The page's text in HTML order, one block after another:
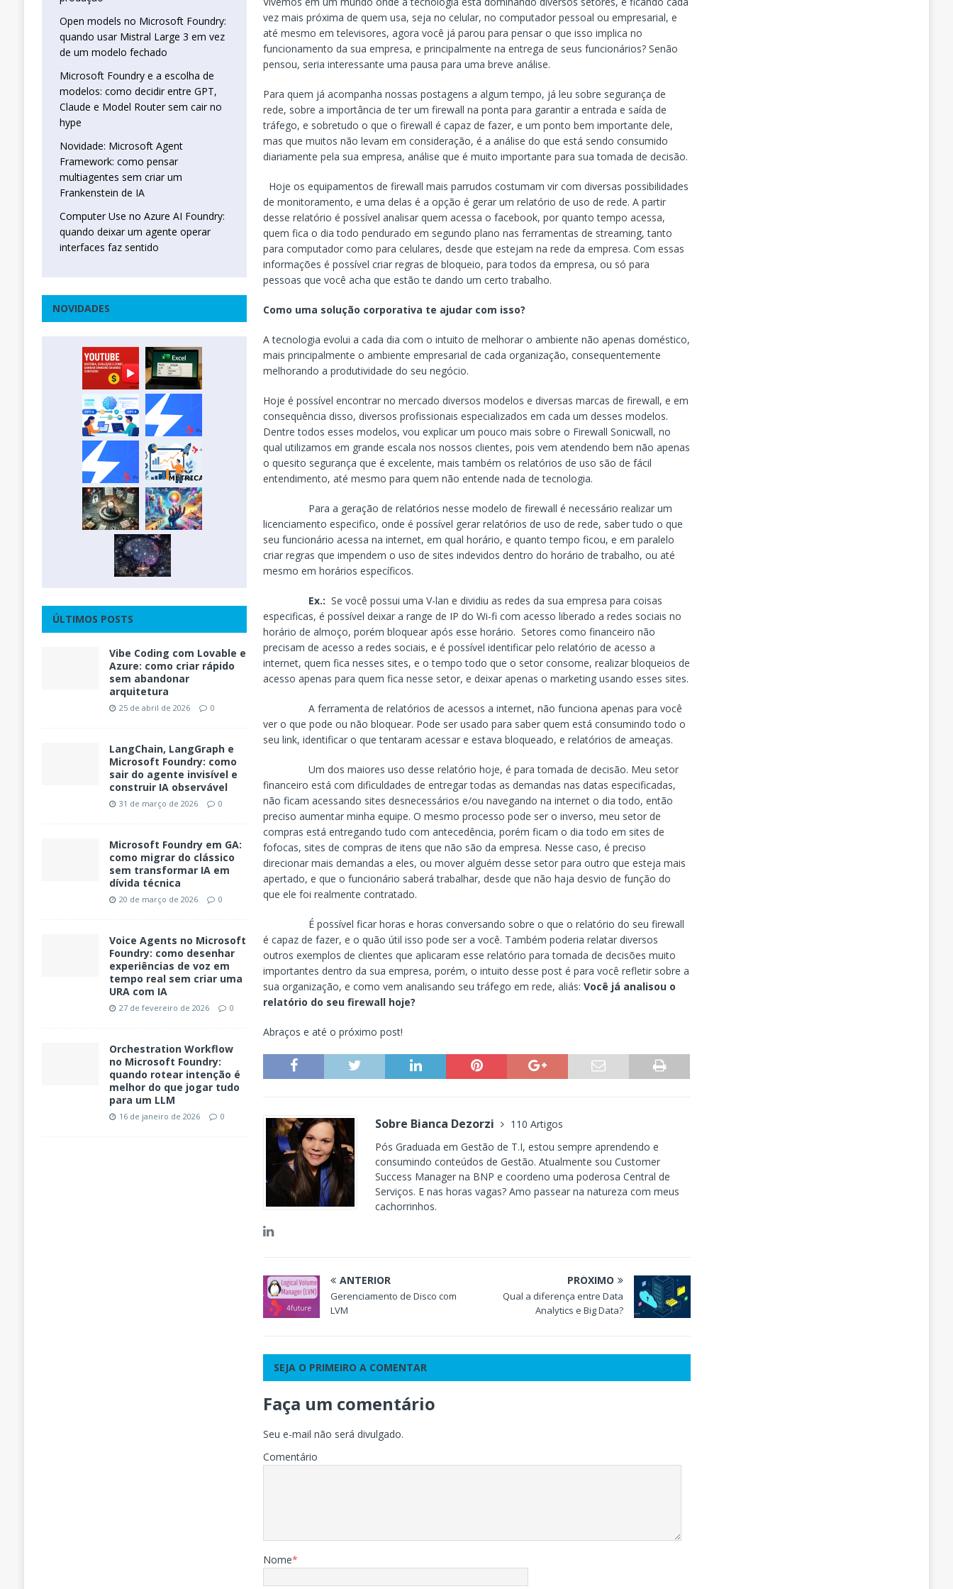
vez mais próxima de quem usa, seja no celular, no computador pessoal ou empresarial, e
até mesmo em televisores, agora você já parou para pensar o que isso implica no
funcionamento da sua empresa, e principalmente na entrega de seus funcionários? Senão
pensou, seria interessante uma pausa para uma breve análise.
Para quem já acompanha nossas postagens a algum tempo, já leu sobre segurança de
rede, sobre a importância de ter um firewall na ponta para garantir a entrada e saída de
tráfego, e sobretudo o que o firewall é capaz de fazer, e um ponto bem importante dele,
mas que muitos não levam em consideração, é a análise do que está sendo consumido
diariamente pela sua empresa, análise que é muito importante para sua tomada de decisão.
Hoje os equipamentos de firewall mais parrudos costumam vir com diversas possibilidades
de monitoramento, e uma delas é a opção é gerar um relatório de uso de rede. A partir
desse relatório é possível analisar quem acessa o facebook, por quanto tempo acessa,
quem fica o dia todo pendurado em segundo plano nas ferramentas de streaming, tanto
para computador como para celulares, desde que estejam na rede da empresa. Com essas
informações é possível criar regras de bloqueio, para todos da empresa, ou só para
pessoas que você acha que estão te dando um certo trabalho.
Como uma solução corporativa te ajudar com isso?
A tecnologia evolui a cada dia com o intuito de melhorar o ambiente não apenas doméstico,
mais principalmente o ambiente empresarial de cada organização, consequentemente
melhorando a produtividade do seu negócio.
Hoje é possível encontrar no mercado diversos modelos e diversas marcas de firewall, e em
consequência disso, diversos profissionais especializados em cada um desses modelos.
Dentre todos esses modelos, vou explicar um pouco mais sobre o Firewall Sonicwall, no
qual utilizamos em grande escala nos nossos clientes, pois vem atendendo bem não apenas
o quesito segurança que é excelente, mais também os relatórios de uso são de fácil
entendimento, até mesmo para quem não entende nada de tecnologia.
Para a geração de relatórios nesse modelo de firewall é necessário realizar um
licenciamento especifico, onde é possível gerar relatórios de uso de rede, saber tudo o que
seu funcionário acessa na internet, em qual horário, e quanto tempo ficou, e em paralelo
criar regras que impendem o uso de sites indevidos dentro do horário de trabalho, ou até
mesmo em horários específicos.
Ex.: Se você possui uma V-lan e dividiu as redes da sua empresa para coisas
especificas, é possível deixar a range de IP do Wi-fi com acesso liberado a redes sociais no
horário de almoço, porém bloquear após esse horário. Setores como financeiro não
precisam de acesso a redes sociais, e é possível identificar pelo relatório de acesso a
internet, quem fica nesses sites, e o tempo todo que o setor consome, realizar bloqueios de
acesso apenas para quem fica nesse setor, e deixar apenas o marketing usando esses sites.
A ferramenta de relatórios de acessos a internet, não funciona apenas para você
ver o que pode ou não bloquear. Pode ser usado para saber quem está consumindo todo o
seu link, identificar o que tentaram acessar e estava bloqueado, e relatórios de ameaças.
Um dos maiores uso desse relatório hoje, é para tomada de decisão. Meu setor
financeiro está com dificuldades de entregar todas as demandas nas datas especificadas,
não ficam acessando sites desnecessários e/ou navegando na internet o dia todo, então
preciso aumentar minha equipe. O mesmo processo pode ser o inverso, meu setor de
compras está entregando tudo com antecedência, porém ficam o dia todo em sites de
fofocas, sites de compras de itens que não são da empresa. Nesse caso, é preciso
direcionar mais demandas a eles, ou mover alguém desse setor para outro que esteja mais
apertado, e que o funcionário saberá trabalhar, desde que não haja desvio de função do
que ele foi realmente contratado.
É possível ficar horas e horas conversando sobre o que o relatório do seu firewall
é capaz de fazer, e o quão útil isso pode ser a você. Também poderia relatar diversos
outros exemplos de clientes que aplicaram esse relatório para tomada de decisões muito
importantes dentro da sua empresa, porém, o intuito desse post é para você refletir sobre a
sua organização, e como vem analisando seu tráfego em rede, aliás:Você já analisou o
relatório do seu firewall hoje?
Abraços e até o próximo post!
Sobre Bianca Dezorzi
110 Artigos
Pós Graduada em Gestão de T.I, estou sempre aprendendo e
consumindo conteúdos de Gestão. Atualmente sou Customer
Success Manager na BNP e coordeno uma poderosa Central de
Serviços. E nas horas vagas? Amo passear na natureza com meus
cachorrinhos.
ANTERIOR
Gerenciamento de Disco com
LVM
PRÓXIMO
Qual a diferença entre Data
Analytics e Big Data?
SEJA O PRIMEIRO A COMENTAR
Faça um comentário
Seu e-mail não será divulgado.
Comentário
Nome*
Open models no Microsoft Foundry:
quando usar Mistral Large 3 em vez
de um modelo fechado
Microsoft Foundry e a escolha de
modelos: como decidir entre GPT,
Claude e Model Router sem cair no
hype
Novidade: Microsoft Agent
Framework: como pensar
multiagentes sem criar um
Frankenstein de IA
Computer Use no Azure AI Foundry:
quando deixar um agente operar
interfaces faz sentido
NOVIDADES
ÚLTIMOS POSTS
Vibe Coding com Lovable e
Azure: como criar rápido
sem abandonar
arquitetura
25 de abril de 2026 0
LangChain, LangGraph e
Microsoft Foundry: como
sair do agente invisível e
construir IA observável
31 de março de 2026 0
Microsoft Foundry em GA:
como migrar do clássico
sem transformar IA em
dívida técnica
20 de março de 2026 0
Voice Agents no Microsoft
Foundry: como desenhar
experiências de voz em
tempo real sem criar uma
URA com IA
27 de fevereiro de 2026 0
Orchestration Workflow
no Microsoft Foundry:
quando rotear intenção é
melhor do que jogar tudo
para um LLM
16 de janeiro de 2026 0